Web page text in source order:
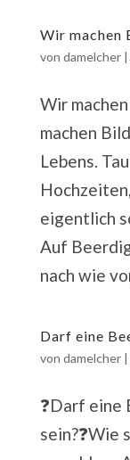
Wir machen
von damelcher|
Wir
machen
Lebens.
eigentlich
Auf
nach wie
Darf eine
von damelcher|
❓Darf
sein?❓Wie